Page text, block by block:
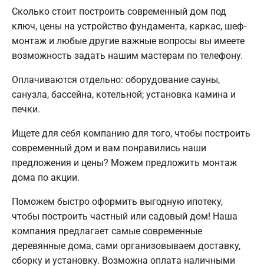
Сколько стоит построить современный дом под
ключ, цены на устройство фундамента, каркас, шеф-
монтаж и любые другие важные вопросы вы имеете
возможность задать нашим мастерам по телефону.
Оплачиваются отдельно: оборудование сауны,
санузла, бассейна, котельной; установка камина и
печки.
Ищете для себя компанию для того, чтобы построить
современный дом и вам понравились наши
предложения и цены? Можем предложить монтаж
дома по акции.
Поможем быстро оформить выгодную ипотеку,
чтобы построить частный или садовый дом! Наша
компания предлагает самые современные
деревянные дома, сами организовываем доставку,
сборку и установку. Возможна оплата наличными